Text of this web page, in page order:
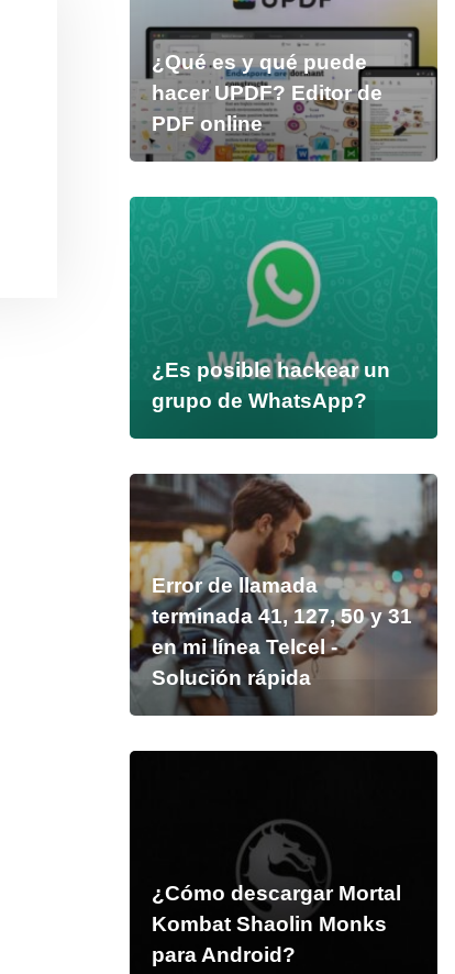
¿Qué es y qué puede
hacer UPDF? Editor de
PDF online
¿Es posible hackear un
grupo de WhatsApp?
Error de llamada
terminada 41, 127, 50 y 31
en mi línea Telcel -
Solución rápida
¿Cómo descargar Mortal
Kombat Shaolin Monks
para Android?